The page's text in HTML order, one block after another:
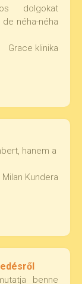
dolgokat
néha-néha
Grace klinika
hanem a
Milan Kundera
benne